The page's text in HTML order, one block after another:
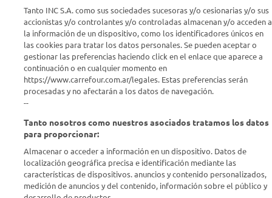
Info útil
Comprá Online
Enterate de nuestras ofertas
Dejanos tu mail para recibir todas las ofertas y promociones antes
ENVIAR
Tanto INC S.A. como sus sociedades sucesoras y/o cesionarias y/o sus
accionistas y/o controlantes y/o controladas almacenan y/o acceden a
la información de un dispositivo, como los identificadores únicos en
las cookies para tratar los datos personales. Se pueden aceptar o
gestionar las preferencias haciendo click en el enlace que aparece a
continuación o en cualquier momento en
https://www.carrefour.com.ar/legales. Estas preferencias serán
procesadas y no afectarán a los datos de navegación.
--
Tanto nosotros como nuestros asociados tratamos los datos
para proporcionar:
Almacenar o acceder a información en un dispositivo. Datos de
localización geográfica precisa e identificación mediante las
características de dispositivos. anuncios y contenido personalizados,
medición de anuncios y del contenido, información sobre el público y